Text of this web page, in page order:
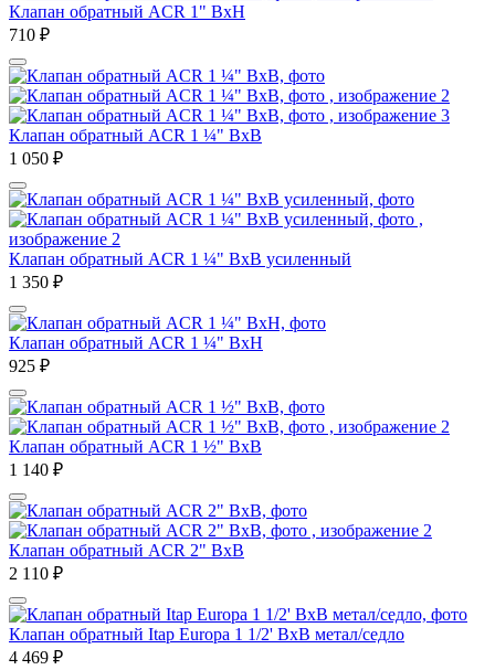
Клапан обратный ACR 1" ВхН
710 ₽
Клапан обратный ACR 1 ¼" ВхВ
1 050 ₽
Клапан обратный ACR 1 ¼" ВхВ усиленный
1 350 ₽
Клапан обратный ACR 1 ¼" ВхН
925 ₽
Клапан обратный ACR 1 ½" ВхВ
1 140 ₽
Клапан обратный ACR 2" ВхВ
2 110 ₽
Клапан обратный Itap Europa 1 1/2' ВхВ метал/седло
4 469 ₽